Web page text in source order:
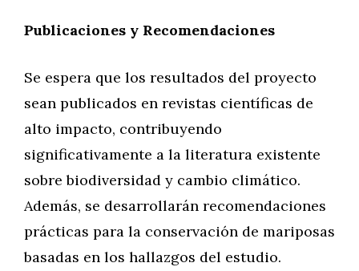
Publicaciones y Recomendaciones
Se espera que los resultados del proyecto
sean publicados en revistas científicas de
alto impacto, contribuyendo
significativamente a la literatura existente
sobre biodiversidad y cambio climático.
Además, se desarrollarán recomendaciones
prácticas para la conservación de mariposas
basadas en los hallazgos del estudio.